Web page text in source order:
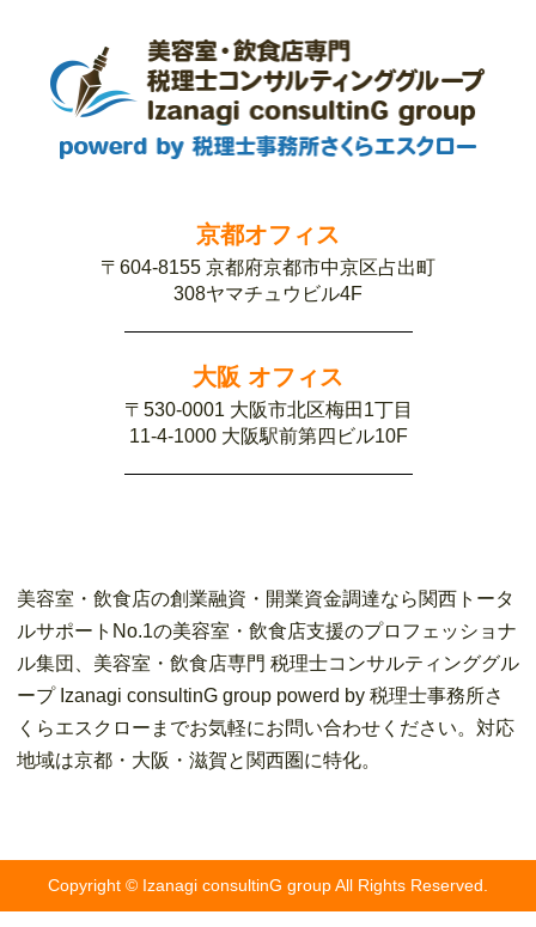
京都オフィス
〒604-8155 京都府京都市中京区占出町
308ヤマチュウビル4F
大阪 オフィス
〒530-0001 大阪市北区梅田1丁目
11-4-1000 大阪駅前第四ビル10F
美容室・飲食店の創業融資・開業資金調達なら関西トータ
ルサポートNo.1の美容室・飲食店支援のプロフェッショナ
ル集団、美容室・飲食店専門 税理士コンサルティンググル
ープ Izanagi consultinG group powerd by 税理士事務所さ
くらエスクローまでお気軽にお問い合わせください。対応
地域は京都・大阪・滋賀と関西圏に特化。
Copyright © Izanagi consultinG group All Rights Reserved.